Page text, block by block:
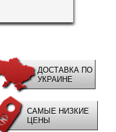
ДОСТАВКА ПО
УКРАИНЕ
САМЫЕ НИЗКИЕ
ЦЕНЫ